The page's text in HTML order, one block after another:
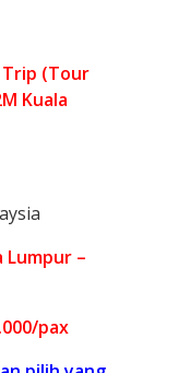
(Tour
Kuala
Lumpur –
pax